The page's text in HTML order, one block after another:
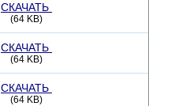
СКАЧАТЬ
(64 KB)
СКАЧАТЬ
(64 KB)
СКАЧАТЬ
(64 KB)